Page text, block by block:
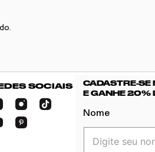
SOCIAIS
CADASTRE-SE
E GANHE 20%
Nome